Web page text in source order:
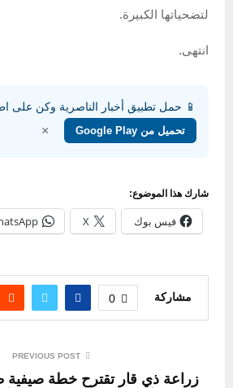
لتضحياتها الكبيرة.
انتهى.
📱 حمل تطبيق أخبار الناصرية وكن على
تحميل من Google Play ×
شارك هذا الموضوع:
فيس بوك X
مشاركة 0
PREVIOUS POST
زراعة ذي قار تقترح خطة